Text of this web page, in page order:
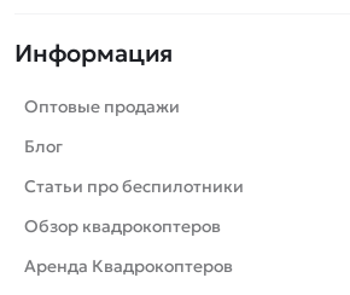
Машинки
Танки
Вертолеты
Катера
Роботы
Самолеты
Информация
Оптовые продажи
Блог
Статьи про беспилотники
Обзор квадрокоптеров
Аренда Квадрокоптеров